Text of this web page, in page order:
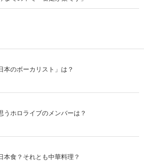
本のボーカリスト」は？
うホロライブのメンバーは？
本食？それとも中華料理？